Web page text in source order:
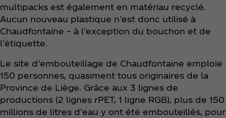
multipacks est également en matériau recyclé.
Aucun nouveau plastique n’est donc utilisé à
Chaudfontaine – à l’exception du bouchon et de
l’étiquette.
Le site d’embouteillage de Chaudfontaine emploie
150 personnes, quasiment tous originaires de la
Province de Liège. Grâce aux 3 lignes de
productions (2 lignes rPET, 1 ligne RGB), plus de 150
millions de litres d’eau y ont été embouteillés, pour